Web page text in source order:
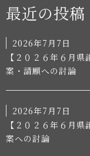
最近の投稿
2026年7月7日
【２０２６年６月
案・請願への討論
2026年7月7日
【２０２６年６月
案への討論